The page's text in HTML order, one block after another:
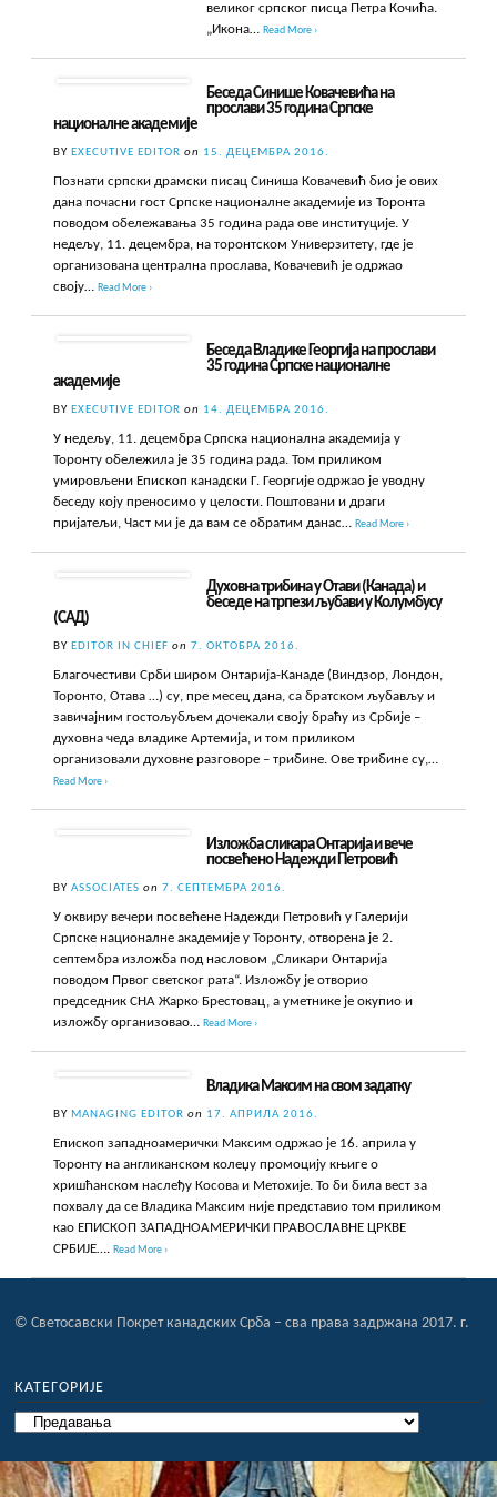
великог српског писца Петра Кочића.
„Икона…Read More ›
Беседа Синише Ковачевића на
прослави 35 година Српске
националне академије
BYEXECUTIVE EDITOR on 15. ДЕЦЕМБРА 2016.
Познати српски драмски писац Синиша Ковачевић био је ових
дана почасни гост Српске националне академије из Торонта
поводом обележавања 35 година рада ове институције. У
недељу, 11. децембра, на торонтском Универзитету, где је
организована централна прослава, Ковачевић је одржао
своју…Read More ›
Беседа Владике Георгија на прослави
35 година Српске националне
академије
BYEXECUTIVE EDITOR on 14. ДЕЦЕМБРА 2016.
У недељу, 11. децембра Српска национална академија у
Торонту обележила је 35 година рада. Том приликом
умировљени Епископ канадски Г. Георгије одржао је уводну
беседу коју преносимо у целости. Поштовани и драги
пријатељи, Част ми је да вам се обратим данас…Read More ›
Духовна трибина у Отави (Канада) и
беседе на трпези љубави у Колумбусу
(САД)
BYEDITOR IN CHIEF on 7. ОКТОБРА 2016.
Благочестиви Срби широм Онтарија-Канаде (Виндзор, Лондон,
Торонто, Отава …) су, пре месец дана, са братском љубављу и
завичајним гостољубљем дочекали своју браћу из Србије –
духовна чеда владике Артемија, и том приликом
организовали духовне разговоре – трибине. Ове трибине су,…
Read More ›
Изложба сликара Онтарија и вече
посвећено Надежди Петровић
BYASSOCIATES on 7. СЕПТЕМБРА 2016.
У оквиру вечери посвећене Надежди Петровић у Галерији
Српске националне академије у Торонту, отворена је 2.
септембра изложба под насловом „Сликари Онтарија
поводом Првог светског рата“. Изложбу је отворио
председник СНА Жарко Брестовац, а уметнике је окупио и
изложбу организовао…Read More ›
Владика Максим на свом задатку
BYMANAGING EDITOR on 17. АПРИЛА 2016.
Епископ западноамерички Максим одржао је 16. априла у
Торонту на англиканском колеџу промоцију књиге о
хришћанском наслеђу Косова и Метохије. То би била вест за
похвалу да се Владика Максим није представио том приликом
као ЕПИСКОП ЗАПАДНОАМЕРИЧКИ ПРАВОСЛАВНЕ ЦРКВЕ
СРБИЈЕ….Read More ›
© Светосавски Покрет канадских Срба – сва права задржана 2017. г.
КАТЕГОРИЈЕ
Категорије